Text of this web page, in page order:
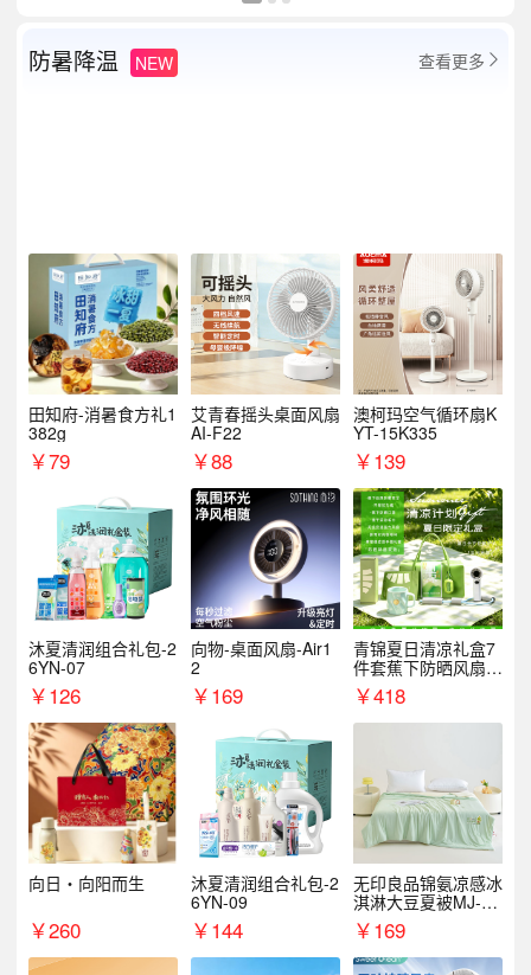
防暑降温 NEW 查看更多 
田知府-消暑食方礼1
382g
￥79
艾青春摇头桌面风扇
AI-F22
￥88
澳柯玛空气循环扇K
YT-15K335
￥139
沐夏清润组合礼包-2
6YN-07
￥126
向物-桌面风扇-Air1
2
￥169
青锦夏日清凉礼盒7
件套蕉下防晒风扇员
工福利端午伴手礼企
业定制
￥418
向日・向阳而生
￥260
沐夏清润组合礼包-2
6YN-09
￥144
无印良品锦氨凉感冰
淇淋大豆夏被MJ-B2
025-0193
￥169